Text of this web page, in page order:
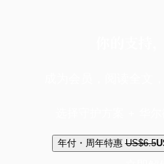
年付・周年特惠 US$6.5